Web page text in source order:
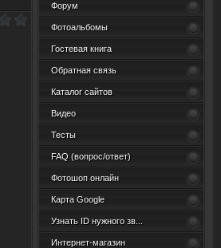
Форум
Фотоальбомы
Гостевая книга
Обратная связь
Каталог сайтов
Видео
Тесты
FAQ (вопрос/ответ)
Фотошоп онлайн
Карта Google
Узнать ID нужного зв...
Интернет-магазин